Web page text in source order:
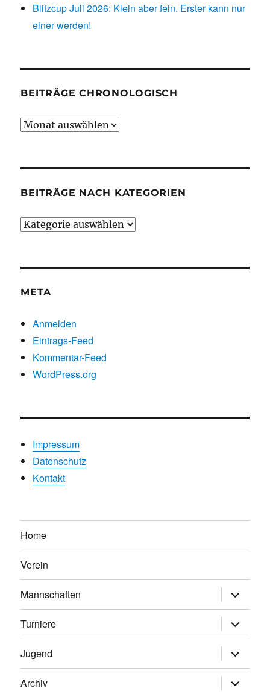
Blitzcup Juli 2026: Klein aber fein. Erster kann nur
einer werden!
BEITRÄGE CHRONOLOGISCH
Beiträge
BEITRÄGE NACH KATEGORIEN
Beiträge
META
Anmelden
Eintrags-Feed
Kommentar-Feed
WordPress.org
Impressum
Datenschutz
Kontakt
Home
Verein
Mannschaften
anzeigen
Turniere
anzeigen
Jugend
anzeigen
Archiv
anzeigen